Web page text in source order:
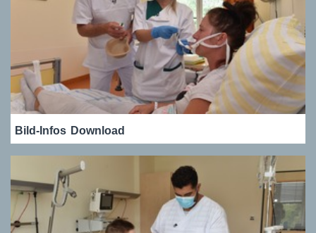
Bild-Infos Download